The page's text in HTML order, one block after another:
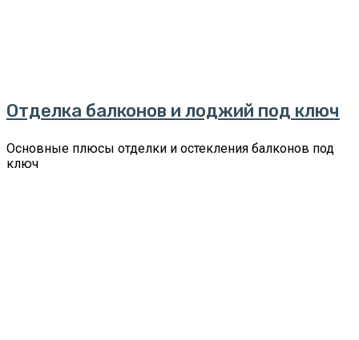
Отделка балконов и лоджий под ключ
Основные плюсы отделки и остекления балконов под
ключ